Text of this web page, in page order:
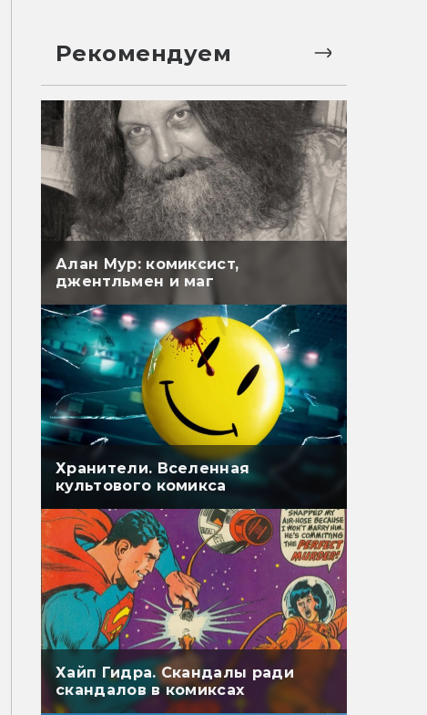
Рекомендуем
Алан Мур: комиксист,
джентльмен и маг
Хранители. Вселенная
культового комикса
Хайп Гидра. Скандалы ради
скандалов в комиксах